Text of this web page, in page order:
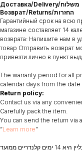
Доставка/Delivery/משלוח
Возврат/Returns/החזרות
Гарантийный срок на всю
магазине составляет 14
возврата: Напишите нам в
товар Отправить возврат
привезти лично в пункт
The warranty period for all
calendar days from the
Return policy:
Contact us via any
Carefully pack the item.
You can send the return
“Learn more”
תקופת האחריות על כל המוצרים הנרכשים בחנות האונליין היא 14 ימים קלנדריים ממועד